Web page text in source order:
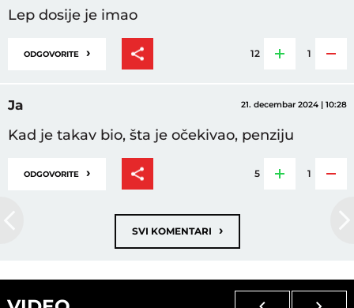
Lep dosije je imao
ODGOVORITE › 12 1
Ja 21. decembar 2024 | 10:28
Kad je takav bio, šta je očekivao, penziju
ODGOVORITE › 5 1
SVI KOMENTARI ›